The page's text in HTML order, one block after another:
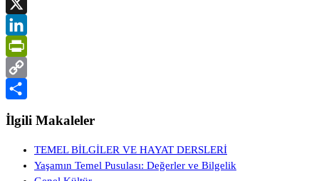
Gmail
X
LinkedIn
PrintFriendly
Copy
Link
Share
İlgili Makaleler
TEMEL BİLGİLER VE HAYAT DERSLERİ
Yaşamın Temel Pusulası: Değerler ve Bilgelik